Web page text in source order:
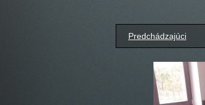
Predchádzajúci